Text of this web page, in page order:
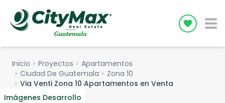
Icon
Inicio chevron_right Proyectos chevron_right Apartamentos
chevron_right Ciudad De Guatemala chevron_right Zona 10
chevron_right Via Venti Zona 10 Apartamentos en Venta
Imágenes Desarrollo